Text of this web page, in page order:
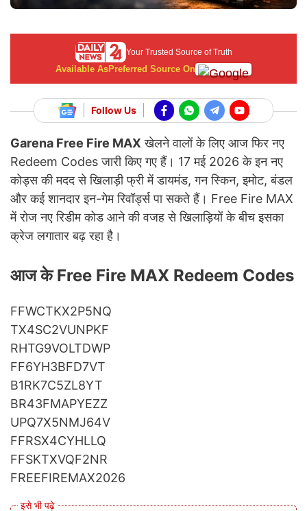
Your Trusted Source of Truth
Available AsPreferred Source On
Follow Us
Garena Free Fire MAX खेलने वालों के लिए आज फिर नए
Redeem Codes जारी किए गए हैं। 17 मई 2026 के इन नए
कोड्स की मदद से खिलाड़ी फ्री में डायमंड, गन स्किन, इमोट, बंडल
और कई शानदार इन-गेम रिवॉर्ड्स पा सकते हैं। Free Fire MAX
में रोज नए रिडीम कोड आने की वजह से खिलाड़ियों के बीच इसका
क्रेज लगातार बढ़ रहा है।
आज के Free Fire MAX Redeem Codes
FFWCTKX2P5NQ
TX4SC2VUNPKF
RHTG9VOLTDWP
FF6YH3BFD7VT
B1RK7C5ZL8YT
BR43FMAPYEZZ
UPQ7X5NMJ64V
FFRSX4CYHLLQ
FFSKTXVQF2NR
FREEFIREMAX2026